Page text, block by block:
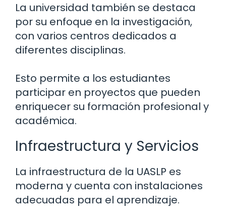
La universidad también se destaca
por su enfoque en la investigación,
con varios centros dedicados a
diferentes disciplinas.
Esto permite a los estudiantes
participar en proyectos que pueden
enriquecer su formación profesional y
académica.
Infraestructura y Servicios
La infraestructura de la UASLP es
moderna y cuenta con instalaciones
adecuadas para el aprendizaje.